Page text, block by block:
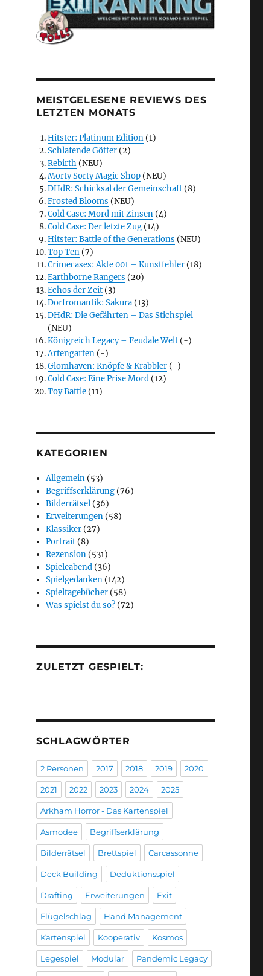
MEISTGELESENE REVIEWS DES
LETZTEN MONATS
Hitster: Platinum Edition (1)
Schlafende Götter (2)
Rebirth (NEU)
Morty Sorty Magic Shop (NEU)
DHdR: Schicksal der Gemeinschaft (8)
Frosted Blooms (NEU)
Cold Case: Mord mit Zinsen (4)
Cold Case: Der letzte Zug (14)
Hitster: Battle of the Generations (NEU)
Top Ten (7)
Crimecases: Akte 001 – Kunstfehler (18)
Earthborne Rangers (20)
Echos der Zeit (3)
Dorfromantik: Sakura (13)
DHdR: Die Gefährten – Das Stichspiel
(NEU)
Königreich Legacy – Feudale Welt (-)
Artengarten (-)
Glomhaven: Knöpfe & Krabbler (-)
Cold Case: Eine Prise Mord (12)
Toy Battle (11)
KATEGORIEN
Allgemein (53)
Begriffserklärung (76)
Bilderrätsel (36)
Erweiterungen (58)
Klassiker (27)
Portrait (8)
Rezension (531)
Spieleabend (36)
Spielgedanken (142)
Spieltagebücher (58)
Was spielst du so? (72)
ZULETZT GESPIELT:
SCHLAGWÖRTER
2 Personen 2017 2018 2019 2020
2021 2022 2023 2024 2025
Arkham Horror - Das Kartenspiel
Asmodee Begriffserklärung
Bilderrätsel Brettspiel Carcassonne
Deck Building Deduktionsspiel
Drafting Erweiterungen Exit
Flügelschlag Hand Management
Kartenspiel Kooperativ Kosmos
Legespiel Modular Pandemic Legacy